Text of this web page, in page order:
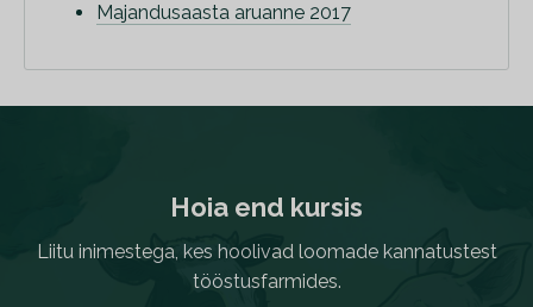
Majandusaasta aruanne 2017
Hoia end kursis
Liitu inimestega, kes hoolivad loomade kannatustest
tööstusfarmides.